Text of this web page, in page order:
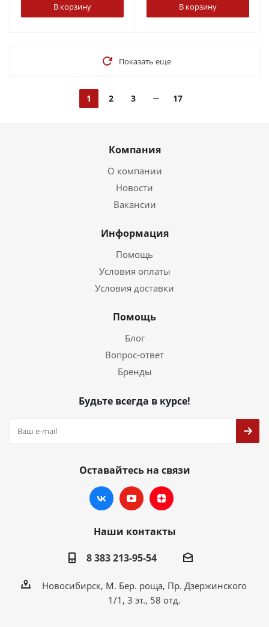
В корзину В корзину
Показать еще
1 2 3 17
Компания
О компании
Новости
Вакансии
Информация
Помощь
Условия оплаты
Условия доставки
Помощь
Блог
Вопрос-ответ
Бренды
Будьте всегда в курсе!
Оставайтесь на связи
Наши контакты
8 383 213-95-54
Новосибирск, М. Бер. роща, Пр. Дзержинского
1/1, 3 эт., 58 отд.